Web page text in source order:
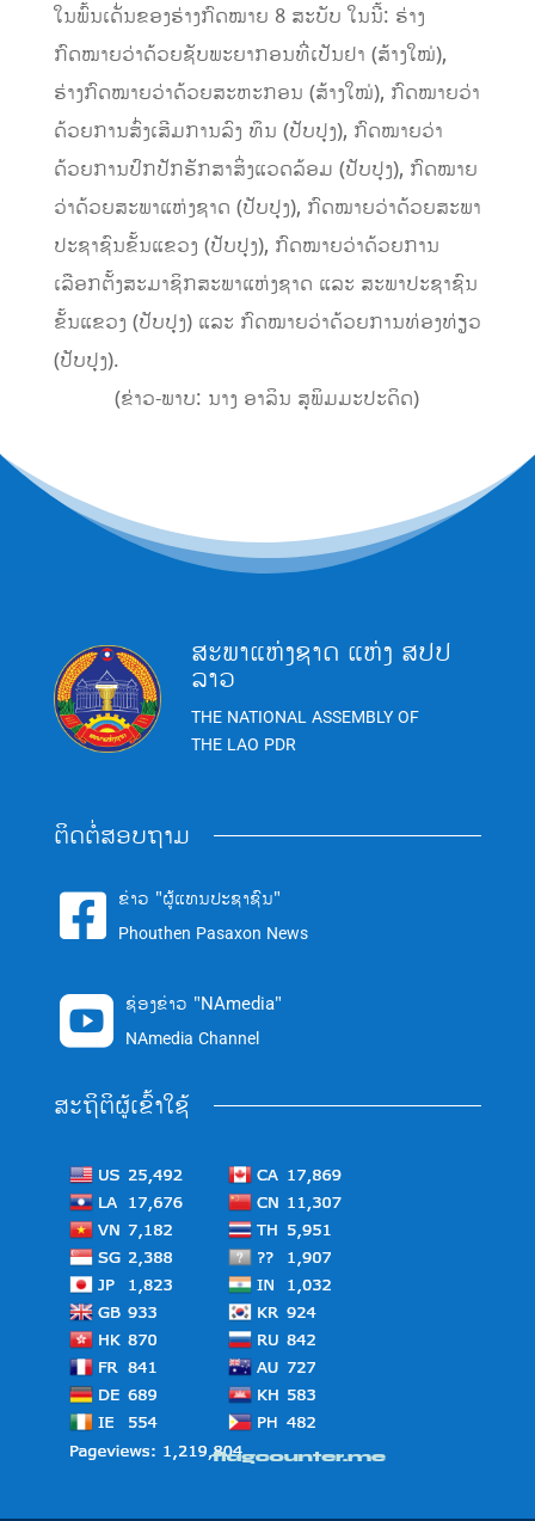
ໃນພົ້ນເດັ່ນຂອງຮ່າງກົດໝາຍ 8 ສະບັບ ໃນນີ້: ຮ່າງ
ກົດໝາຍວ່າດ້ວຍຊັບພະຍາກອນທີ່ເປັນຢາ (ສ້າງໃໝ່),
ຮ່າງກົດໝາຍວ່າດ້ວຍສະຫະກອນ (ສ້າງໃໝ່), ກົດໝາຍວ່າ
ດ້ວຍການສົ່ງເສີມການລົງ ທຶນ (ປັບປຸງ), ກົດໝາຍວ່າ
ດ້ວຍການປົກປັກຮັກສາສິ່ງແວດລ້ອມ (ປັບປຸງ), ກົດໝາຍ
ວ່າດ້ວຍສະພາແຫ່ງຊາດ (ປັບປຸງ), ກົດໝາຍວ່າດ້ວຍສະພາ
ປະຊາຊົນຂັ້ນແຂວງ (ປັບປຸງ), ກົດໝາຍວ່າດ້ວຍການ
ເລືອກຕັ້ງສະມາຊິກສະພາແຫ່ງຊາດ ແລະ ສະພາປະຊາຊົນ
ຂັ້ນແຂວງ (ປັບປຸງ) ແລະ ກົດໝາຍວ່າດ້ວຍການທ່ອງທ່ຽວ
(ປັບປຸງ).
(ຂ່າວ-ພາບ: ນາງ ອາລິນ ສຸພິມມະປະດິດ)
ສະພາແຫ່ງຊາດ ແຫ່ງ ສປປ
ລາວ
THE NATIONAL ASSEMBLY OF
THE LAO PDR
ຕິດຕໍ່ສອບຖາມ
 ຂ່າວ "ຜູ້ແທນປະຊາຊົນ"
Phouthen Pasaxon News
 ຊ່ອງຂ່າວ "NAmedia"
NAmedia Channel
ສະຖິຕິຜູ້ເຂົ້າໃຊ້